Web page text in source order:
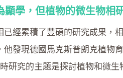
顯學，但植物的微生物相
經累積了豐碩的研究成果，
發現德國馬克斯普朗克植物
研究的主題是探討植物和微